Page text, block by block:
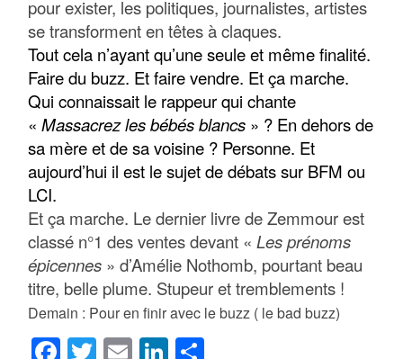
pour exister, les politiques, journalistes, artistes
se transforment en têtes à claques.
Tout cela n’ayant qu’une seule et même finalité.
Faire du buzz. Et faire vendre. Et ça marche.
Qui connaissait le rappeur qui chante
«Massacrez les bébés blancs » ? En dehors de
sa mère et de sa voisine ? Personne. Et
aujourd’hui il est le sujet de débats sur BFM ou
LCI.
Et ça marche. Le dernier livre de Zemmour est
classé n°1 des ventes devant «Les prénoms
épicennes » d’Amélie Nothomb, pourtant beau
titre, belle plume. Stupeur et tremblements !
Demain : Pour en finir avec le buzz ( le bad buzz)
Facebook
Twitter
EmailLinkedIn